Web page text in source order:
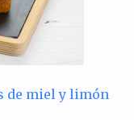
de miel y limón